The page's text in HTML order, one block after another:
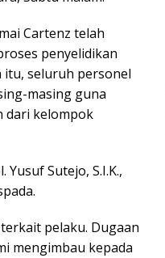
Cartenz telah
penyelidikan
itu, seluruh personel
masing guna
dari kelompok
Sutejo, S.I.K.,
pelaku. Dugaan
mengimbau kepada